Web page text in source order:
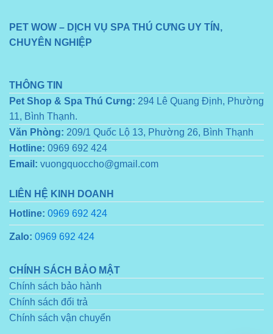
PET WOW – DỊCH VỤ SPA THÚ CƯNG UY TÍN,
CHUYÊN NGHIỆP
THÔNG TIN
Pet Shop & Spa Thú Cưng: 294 Lê Quang Định, Phường
11, Bình Thạnh.
Văn Phòng: 209/1 Quốc Lộ 13, Phường 26, Bình Thạnh
Hotline: 0969 692 424
Email: vuongquoccho@gmail.com
LIÊN HỆ KINH DOANH
Hotline: 0969 692 424
Zalo: 0969 692 424
CHÍNH SÁCH BẢO MẬT
Chính sách bảo hành
Chính sách đổi trả
Chính sách vận chuyển